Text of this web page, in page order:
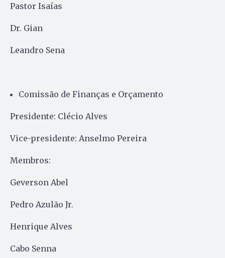
Pastor Isaías
Dr. Gian
Leandro Sena
Comissão de Finanças e Orçamento
Presidente: Clécio Alves
Vice-presidente: Anselmo Pereira
Membros:
Geverson Abel
Pedro Azulão Jr.
Henrique Alves
Cabo Senna